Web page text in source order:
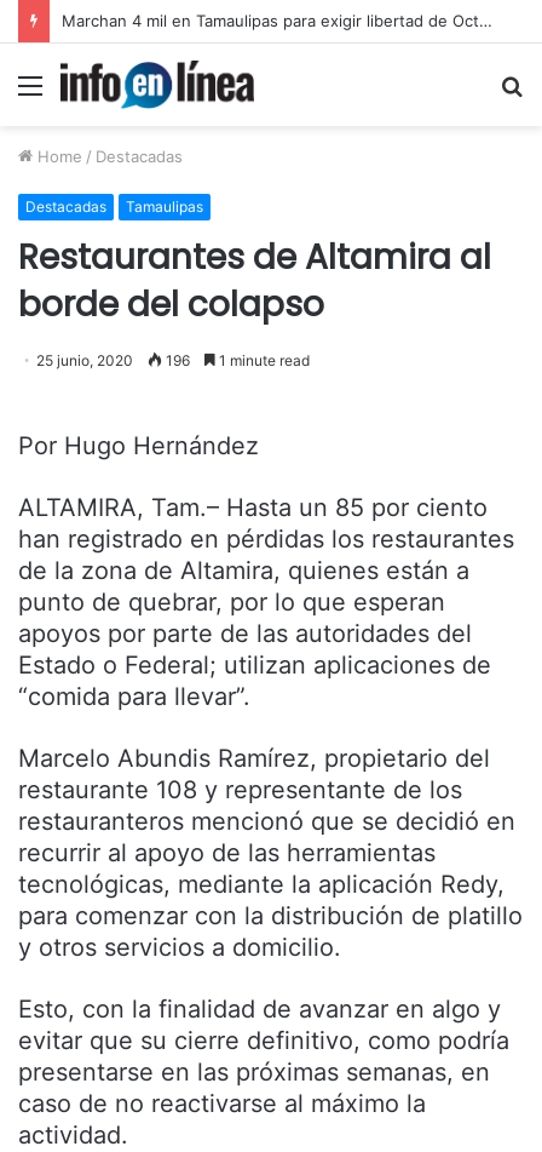
Catean predio en Victoria y aseguran autotanques por presunto huachicol
Menu
Home / Destacadas
Destacadas Tamaulipas
Restaurantes de Altamira al
borde del colapso
25 junio, 2020 196 1 minute read
Por Hugo Hernández
ALTAMIRA, Tam.– Hasta un 85 por ciento
han registrado en pérdidas los restaurantes
de la zona de Altamira, quienes están a
punto de quebrar, por lo que esperan
apoyos por parte de las autoridades del
Estado o Federal; utilizan aplicaciones de
“comida para llevar”.
Marcelo Abundis Ramírez, propietario del
restaurante 108 y representante de los
restauranteros mencionó que se decidió en
recurrir al apoyo de las herramientas
tecnológicas, mediante la aplicación Redy,
para comenzar con la distribución de platillo
y otros servicios a domicilio.
Esto, con la finalidad de avanzar en algo y
evitar que su cierre definitivo, como podría
presentarse en las próximas semanas, en
caso de no reactivarse al máximo la
actividad.